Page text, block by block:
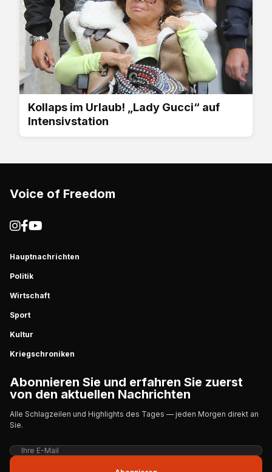
Kollaps im Urlaub! „Lady Gucci“ auf
Intensivstation
Voice of Freedom
Hauptnachrichten
Politik
Wirtschaft
Sport
Kultur
Kriegschroniken
Abonnieren Sie und erfahren Sie zuerst
von den aktuellen Nachrichten
Alle Schlagzeilen und Highlights des Tages — jeden Morgen direkt an
Sie.